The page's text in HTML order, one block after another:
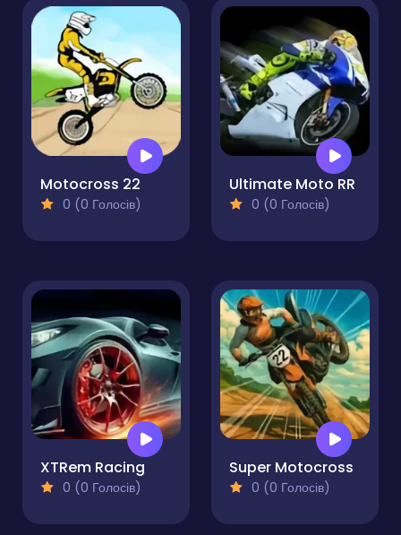
Motocross 22
0 (0 Голосів)
Ultimate Moto RR
0 (0 Голосів)
XTRem Racing
0 (0 Голосів)
Super Motocross
0 (0 Голосів)